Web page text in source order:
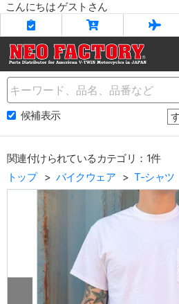
こんにちは ゲストさん
Name
候補表示
関連付けられているカテゴリ：1件
トップ
バイクウェア T-シャツ